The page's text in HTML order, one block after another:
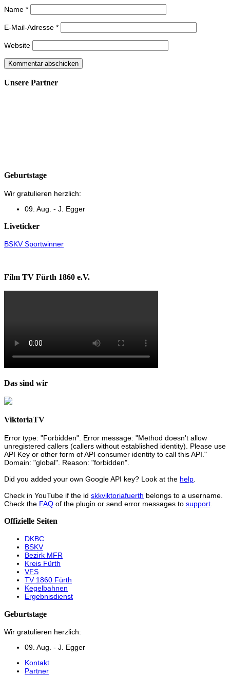
Name *
E-Mail-Adresse *
Website
Unsere Partner
Geburtstage
Wir gratulieren herzlich:
09. Aug. - J. Egger
Liveticker
BSKV Sportwinner
Film TV Fürth 1860 e.V.
Das sind wir
ViktoriaTV
Error type: "Forbidden". Error message: "Method doesn't allow
unregistered callers (callers without established identity). Please use
API Key or other form of API consumer identity to call this API."
Domain: "global". Reason: "forbidden".
Did you added your own Google API key? Look at the help
Check in YouTube if the id skkviktoriafuerth belongs to a username.
Check the FAQ of the plugin or send error messages to support
Offizielle Seiten
DKBC
BSKV
Bezirk MFR
Kreis Fürth
VFS
TV 1860 Fürth
Kegelbahnen
Ergebnisdienst
Geburtstage
Wir gratulieren herzlich:
09. Aug. - J. Egger
Kontakt
Partner